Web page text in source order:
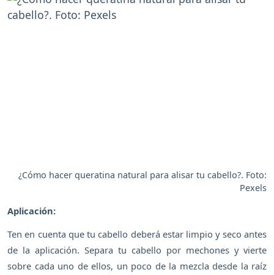
¿Cómo hacer queratina natural para alisar tu cabello?. Foto:
Pexels
Aplicación:
Ten en cuenta que tu cabello deberá estar limpio y seco antes
de la aplicación. Separa tu cabello por mechones y vierte
sobre cada uno de ellos, un poco de la mezcla desde la raíz